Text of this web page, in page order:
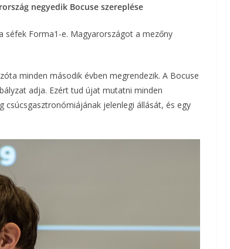
negyedik Bocuse szereplése
séfek Forma1-e. Magyarországot a mezőny
minden második évben megrendezik. A Bocuse
adja. Ezért tud újat mutatni minden
csúcsgasztronómiájának jelenlegi állását, és egy